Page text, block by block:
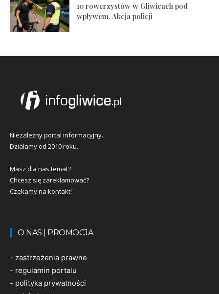
10 rowerzystów w Gliwicach pod
wpływem. Akcja policji
Niezależny portal informacyjny.
Działamy od 2010 roku.
Masz dla nas temat?
Chcesz się zareklamować?
Czekamy na kontakt!
O NAS | PROMOCJA
- zastrzeżenia prawne
- regulamin portalu
- polityka prywatności